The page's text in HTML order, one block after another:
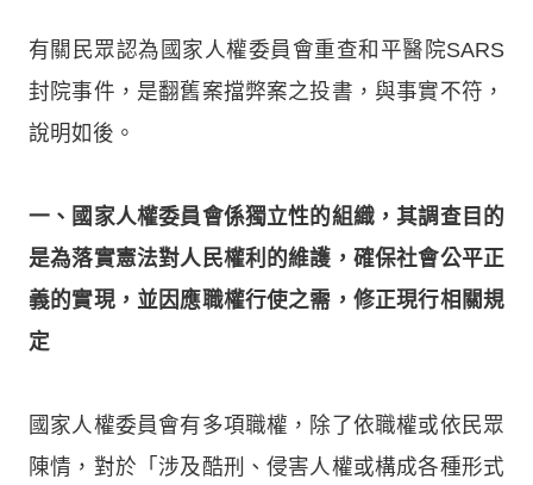
有關民眾認為國家人權委員會重查和平醫院SARS
封院事件，是翻舊案擋弊案之投書，與事實不符，
說明如後。
一、國家人權委員會係獨立性的組織，其調查目的
是為落實憲法對人民權利的維護，確保社會公平正
義的實現，並因應職權行使之需，修正現行相關規
定
國家人權委員會有多項職權，除了依職權或依民眾
陳情，對於「涉及酷刑、侵害人權或構成各種形式